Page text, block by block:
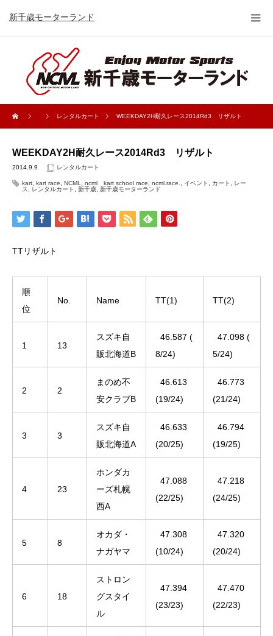
新千歳モーターランド
レンタルカート WEEKDAY2H耐久レース2014Rd3 リザルト
WEEKDAY2H耐久レース2014Rd3 リザルト
2014.9.9 レンタルカート
kart kart race NCML ncml kart school race ncml.race. イベント カート
レー
ス
レンタルカート 新千歳 新千歳モーターランド
TTリザルト
順
位
No. Name TT(1) TT(2)
1 13
スズキ自
販北海道B
46.587 (
8/24)
47.098 (
5/24)
2 2
まのめ不
安クラブB
46.613
(19/24)
46.773
(21/24)
3 3
スズキ自
販北海道A
46.633
(20/25)
46.794
(19/25)
4 23
ホンダカ
ーズ札幌
西A
47.088
(22/25)
47.218
(24/25)
5 8
オカダ・
ナガヤマ
47.308
(10/24)
47.320
(20/24)
6 18
ストロン
グスタイ
ル
47.394
(23/23)
47.470
(22/23)